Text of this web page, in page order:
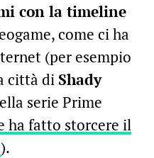
con la timeline
come ci ha
(per esempio
città di Shady
serie Prime
ha fatto storcere il
).